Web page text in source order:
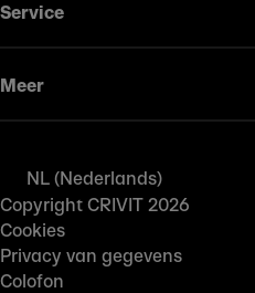
Service
Meer
NL (Nederlands)
Copyright CRIVIT 2026
Cookies
Privacy van gegevens
Colofon